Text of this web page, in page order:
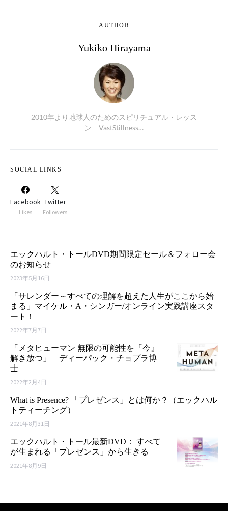
AUTHOR
Yukiko Hirayama
2010年より地球人のためのスピリチュアル・レッス
ン VastStillness…
SOCIAL LINKS
Facebook
Likes
Twitter
Followers
エックハルト・トールDVD期間限定セール＆フォロー会
のお知らせ
2023年5月16日
「サレンダー～すべての理解を超えた人生がここから始
まる」マイケル・A・シンガー/オンライン実践講座スタ
ート！
2022年7月7日
「メタヒューマン 無限の可能性を『今』
解き放つ」 ディーパック・チョプラ博
士
2022年2月4日
What is Presence? 「プレゼンス」とは何か？（エックハル
トティーチング）
2021年8月31日
エックハルト・トール最新DVD： すべて
が生まれる「プレゼンス」から生きる
2021年8月9日